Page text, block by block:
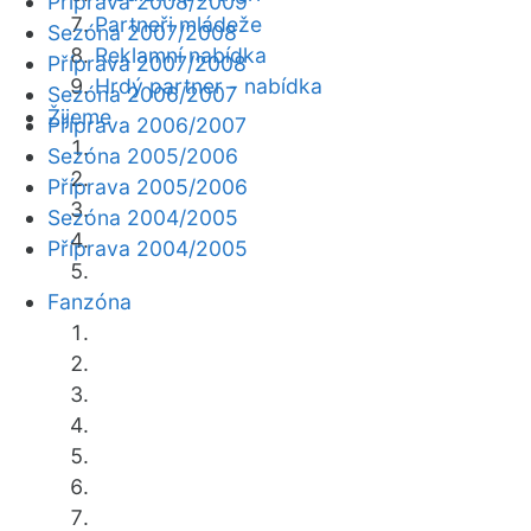
Partneři mládeže
Reklamní nabídka
Hrdý partner - nabídka
Žijeme
Fanzóna
Sezóna 2007/2008
Příprava 2007/2008
Sezóna 2006/2007
Příprava 2006/2007
Sezóna 2005/2006
Příprava 2005/2006
Sezóna 2004/2005
Příprava 2004/2005